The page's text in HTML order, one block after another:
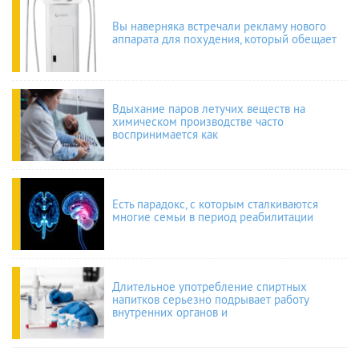
Вы наверняка встречали рекламу нового
аппарата для похудения, который обещает
Вдыхание паров летучих веществ на
химическом производстве часто
воспринимается как
Есть парадокс, с которым сталкиваются
многие семьи в период реабилитации
Длительное употребление спиртных
напитков серьезно подрывает работу
внутренних органов и